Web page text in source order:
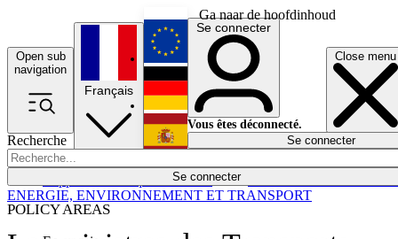
Ga naar de hoofdinhoud
Open sub
navigation
Close menu
Recherche
Se connecter
POLICY AREAS
Économie
Français
English
Deutsch
Español
Se connecter
Vous êtes déconnecté.
Se connecter
ENERGIE, ENVIRONNEMENT ET TRANSPORT